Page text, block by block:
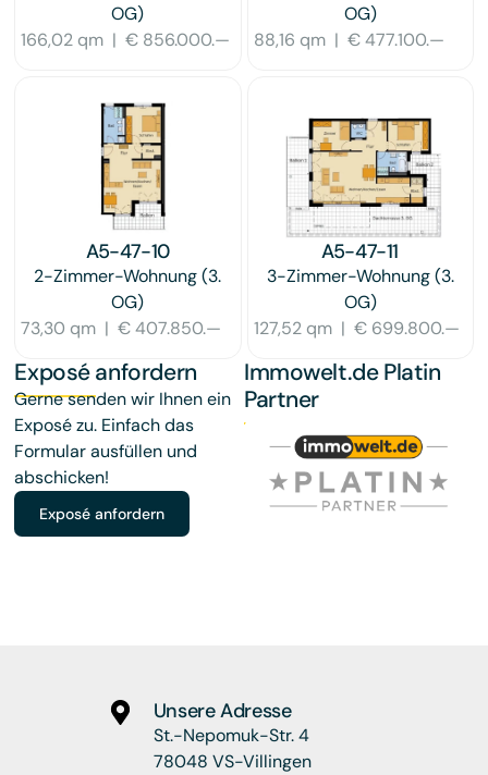
OG)
166,02 qm |€ 856.000.—
OG)
88,16 qm| € 477.100.—
A5-47-10
2-Zimmer-Wohnung(3.
OG)
73,30 qm |€ 407.850.—
A5-47-11
3-Zimmer-Wohnung(3.
OG)
127,52 qm| € 699.800.—
Exposé anfordern
Gerne senden wir Ihnen ein
Exposé zu. Einfach das
Formular ausfüllen und
abschicken!
Exposé anfordern
Immowelt.de Platin
Partner
Unsere Adresse
St.-Nepomuk-Str. 4
78048 VS-Villingen